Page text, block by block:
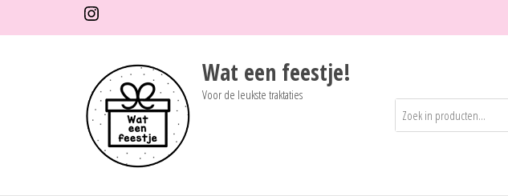
Volg mij op Instagram
Wat een feestje!
Voor de leukste traktaties